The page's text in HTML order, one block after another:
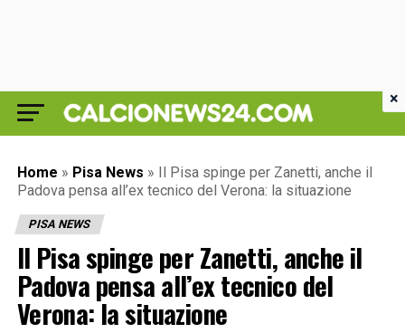
Home » Pisa News » Il Pisa spinge per Zanetti, anche il
Padova pensa all’ex tecnico del Verona: la situazione
PISA NEWS
Il Pisa spinge per Zanetti, anche il
Padova pensa all’ex tecnico del
Verona: la situazione
×